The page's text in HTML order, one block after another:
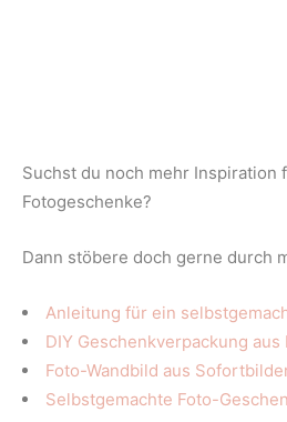
Suchst du noch mehr Inspiration
Fotogeschenke?
Dann stöbere doch gerne durch
Anleitung für ein
DIY Geschenkverpackung aus
Foto-Wandbild aus
Selbstgemachte Foto-